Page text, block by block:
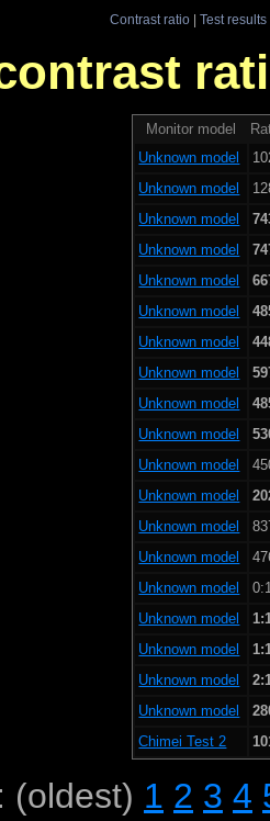
Contrast ratio| Test results
Monitor model
Unknown model
Unknown model
Unknown model
Unknown model
Unknown model
Unknown model
Unknown model
Unknown model
Unknown model
Unknown model
Unknown model
Unknown model
Unknown model
Unknown model
Unknown model
Unknown model
Unknown model
Unknown model
Unknown model
Chimei Test 2
(oldest) 1 2 3 4